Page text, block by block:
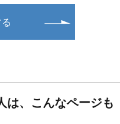
は、こんなページも